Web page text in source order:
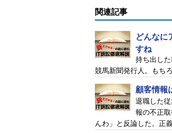
関連記事
どんなに
すね
持ち出し
競馬新聞発行人。も
顧客情報
退職した
報の不正
んわ」と反論した。正